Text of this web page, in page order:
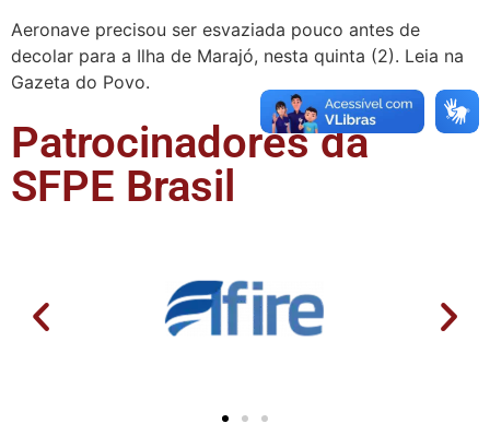
Aeronave precisou ser esvaziada pouco antes de
decolar para a Ilha de Marajó, nesta quinta (2). Leia na
Gazeta do Povo.
Patrocinadores da
SFPE Brasil